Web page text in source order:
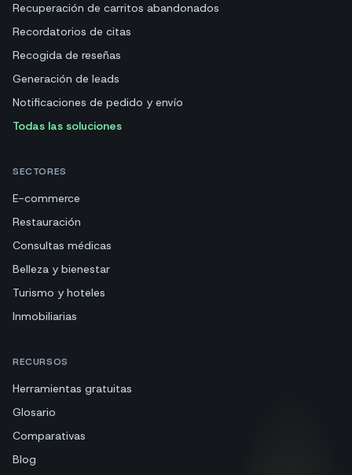
Recuperación de carritos abandonados
Recordatorios de citas
Recogida de reseñas
Generación de leads
Notificaciones de pedido y envío
Todas las soluciones
SECTORES
E-commerce
Restauración
Consultas médicas
Belleza y bienestar
Turismo y hoteles
Inmobiliarias
RECURSOS
Herramientas gratuitas
Glosario
Comparativas
Blog